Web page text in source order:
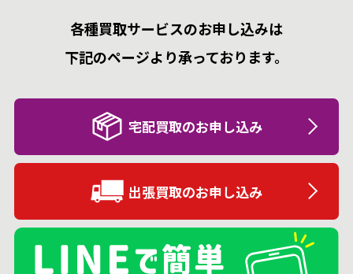
各種買取サービスのお申し込みは
下記のページより承っております。
宅配買取のお申し込み
出張買取のお申し込み